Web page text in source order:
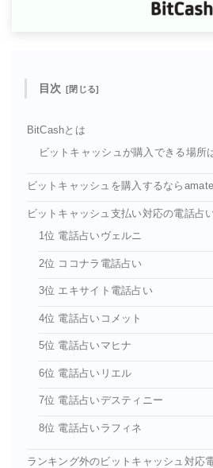
目次
BitCashとは
ビットキャッシュが購入できる場所
ビットキャッシュを購入するなら
ビットキャッシュ支払い対応の電話占
1位 電話占いヴェルニ
2位 ココナラ電話占い
3位 エキサイト電話占い
4位 電話占いコメット
5位 電話占いマヒナ
6位 電話占いリエル
7位 電話占いデスティニー
8位 電話占いラフィネ
ランキング外のビットキャッシュ対応